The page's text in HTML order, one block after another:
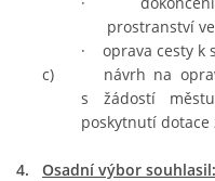
prostranství
·
oprava cesty k
c) návrh na opravu
s žádostí
poskytnutí
4. Osadní výbor souhlasil: